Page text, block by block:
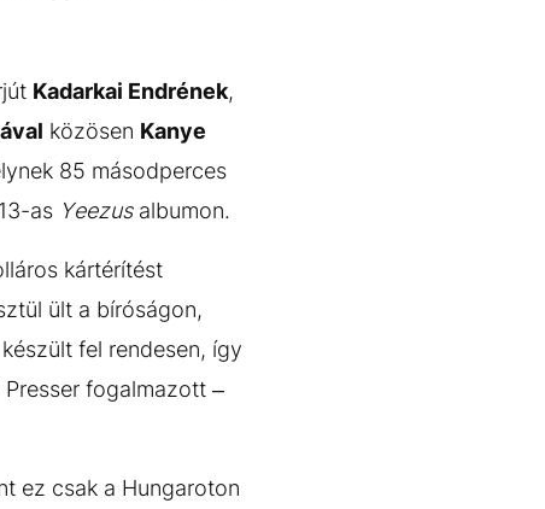
Kadarkai Endrének,
közösen Kanye
85 másodperces
as Yeezusalbumon.
kártérítést
ült a bíróságon,
fel rendesen, így
fogalmazott –
ez csak a Hungaroton